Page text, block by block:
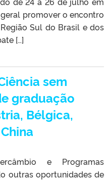
promover o encontro
Sul do Brasil e dos
[…]
sem
graduação
Bélgica,
e Programas
outras oportunidades de